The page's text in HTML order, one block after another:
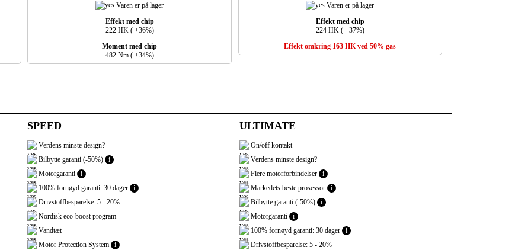
Varen er på lager
Effekt med chip
222 HK ( +36%)
Moment med chip
482 Nm ( +34%)
Varen er på lager
Effekt med chip
224 HK ( +37%)
Effekt omkring 163 HK ved 50% gas
SPEED
Verdens minste design?
Bilbytte garanti (-50%)
i
Motorgaranti
i
100% fornøyd garanti: 30 dager
i
Drivstoffbesparelse: 5 - 20%
Nordisk eco-boost program
Vandtæt
Motor Protection System
i
ULTIMATE
On/off kontakt
Verdens minste design?
Flere motorforbindelser
i
Markedets beste prosessor
i
Bilbytte garanti (-50%)
i
Motorgaranti
i
100% fornøyd garanti: 30 dager
i
Drivstoffbesparelse: 5 - 20%